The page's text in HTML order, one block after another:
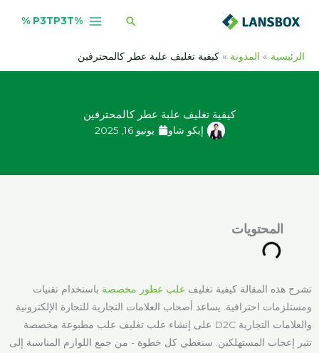
البحث %P3TP3T %
الرئيسية المدونة كيفية تغليف علبة عطر كالمحترفين
كيفية تغليف علبة عطر كالمحترفين
إيكو شاو يونيو 16, 2025
المحتويات
تشرح هذه المقالة كيفية تغليف علب عطور مخصصة باستخدام تقنيات
ومستلزمات احترافية. يساعد أصحاب العلامات التجارية للتجارة الإلكترونية
والعلامات التجارية D2C على إنشاء علب تغليف علب مطبوعة مخصصة
تثير إعجاب المستهلكين. سنغطي كل خطوة - من جمع اللوازم المناسبة إلى